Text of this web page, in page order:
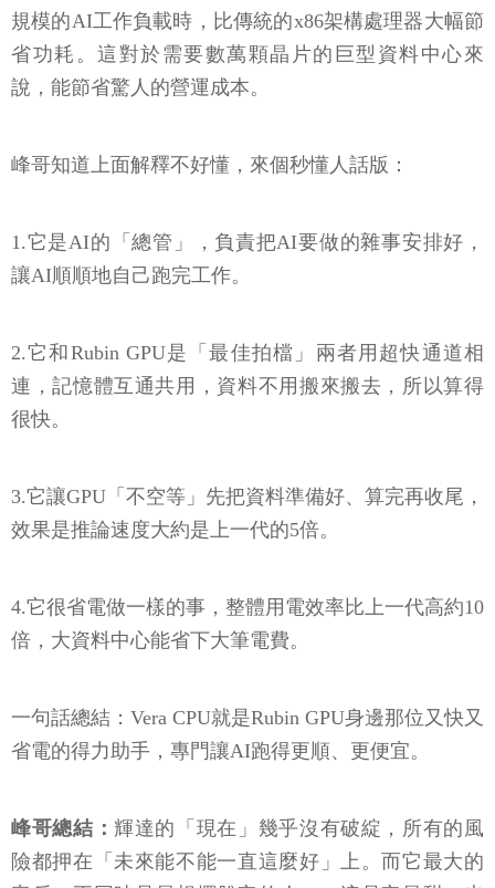
規模的AI工作負載時，比傳統的x86架構處理器大幅節
省功耗。這對於需要數萬顆晶片的巨型資料中心來
說，能節省驚人的營運成本。
峰哥知道上面解釋不好懂，來個秒懂人話版：
1.它是AI的「總管」，負責把AI要做的雜事安排好，
讓AI順順地自己跑完工作。
2.它和Rubin GPU是「最佳拍檔」兩者用超快通道相
連，記憶體互通共用，資料不用搬來搬去，所以算得
很快。
3.它讓GPU「不空等」先把資料準備好、算完再收尾，
效果是推論速度大約是上一代的5倍。
4.它很省電做一樣的事，整體用電效率比上一代高約10
倍，大資料中心能省下大筆電費。
一句話總結：Vera CPU就是Rubin GPU身邊那位又快又
省電的得力助手，專門讓AI跑得更順、更便宜。
峰哥總結： 輝達的「現在」幾乎沒有破綻，所有的風
險都押在「未來能不能一直這麼好」上。而它最大的